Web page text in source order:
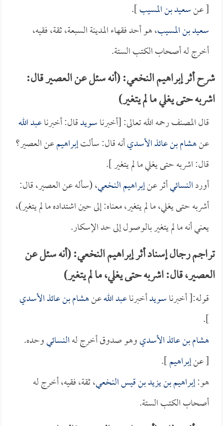
[ عنسعيد بن المسيب].
سعيد بن المسيب، هو أحد فقهاء المدينة السبعة، ثقة، فقيه،
أخرج له أصحاب الكتب الستة.
شرح أثر إبراهيم النخعي: (أنه سئل عن العصير قال:
اشربه حتى يغلي ما لم يتغير)
قال المصنف رحمه الله تعالى: [أخبرناسويدقال: أخبرناعبد الله
عنهشام بن عائذ الأسديأنه قال: سألتإبراهيمعن العصير؟
قال: اشربه حتى يغلي ما لم يتغير ].
أوردالنسائيأثر عنإبراهيم النخعي، (سأله عن العصير، قال:
أشربه حتى يغلي، ما لم يتغير، معناه: إلى حين اشتداده ما لم يتغير)،
يعني أنه ما لم يتغير بالوصول إلى حد الإسكار.
تراجم رجال إسناد أثر إبراهيم النخعي: (أنه سئل عن
العصير، قال: اشربه حتى يغلي، ما لم يتغير)
قوله:[ أخبرناسويدأخبرناعبد اللهعنهشام بن عائذ الأسدي
].
هشام بن عائذ الأسديوهو صدوق أخرج لهالنسائيوحده.
[ عنإبراهيم].
هو:إبراهيم بن يزيد بن قيس النخعي، ثقة، فقيه، أخرج له
أصحاب الكتب الستة.